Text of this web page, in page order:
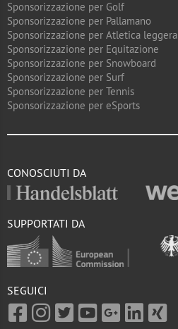
Sponsorizzazione per Golf
Sponsorizzazione per Pallamano
Sponsorizzazione per Atletica leggera
Sponsorizzazione per Equitazione
Sponsorizzazione per Snowboard
Sponsorizzazione per Surf
Sponsorizzazione per Tennis
Sponsorizzazione per eSports
CONOSCIUTI DA
SUPPORTATI DA
SEGUICI